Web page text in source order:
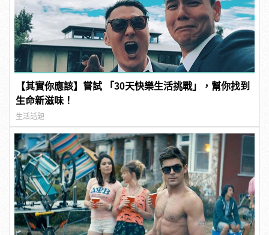
【其實你應該】嘗試 「30天快樂生活挑戰」，幫你找到
生命新滋味！
生活話題